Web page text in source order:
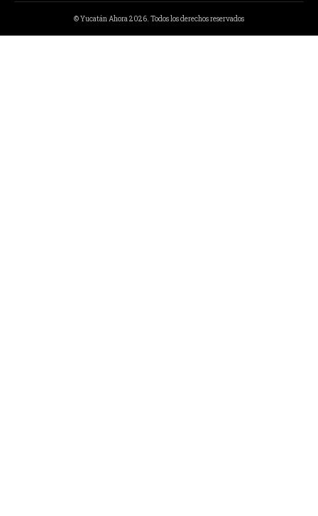
© Yucatán Ahora 2026. Todos los derechos reservados